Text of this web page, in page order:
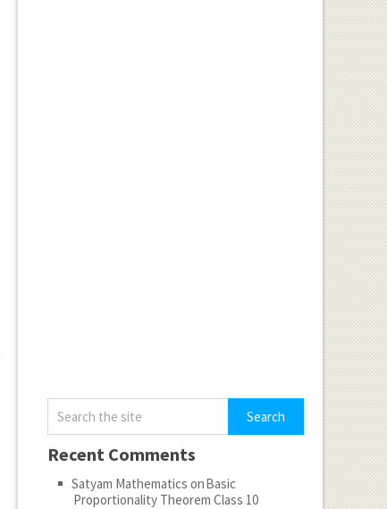
Recent Comments
Satyam Mathematics onBasic
Proportionality Theorem Class 10